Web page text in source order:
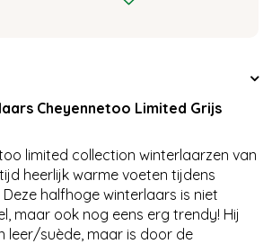
Cheyennetoo Limited Grijs
limited collection winterlaarzen van
heerlijk warme voeten tijdens
halfhoge winterlaars is niet
maar ook nog eens erg trendy! Hij
leer/suède, maar is door de